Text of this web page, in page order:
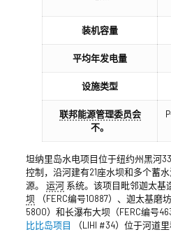
装机容量
平均年发电量
设施类型
联邦能源管理委员会
不。
坦纳里岛水电项目位于纽约州黑河
控制，沿河建有21座水坝和多个蓄
源。 运河系统。该项目毗邻迦太基
坝 （FERC编号10887）、迦太基磨
5800）和长瀑布大坝（FERC编号
比比岛项目
（LIHI #34）位于河道